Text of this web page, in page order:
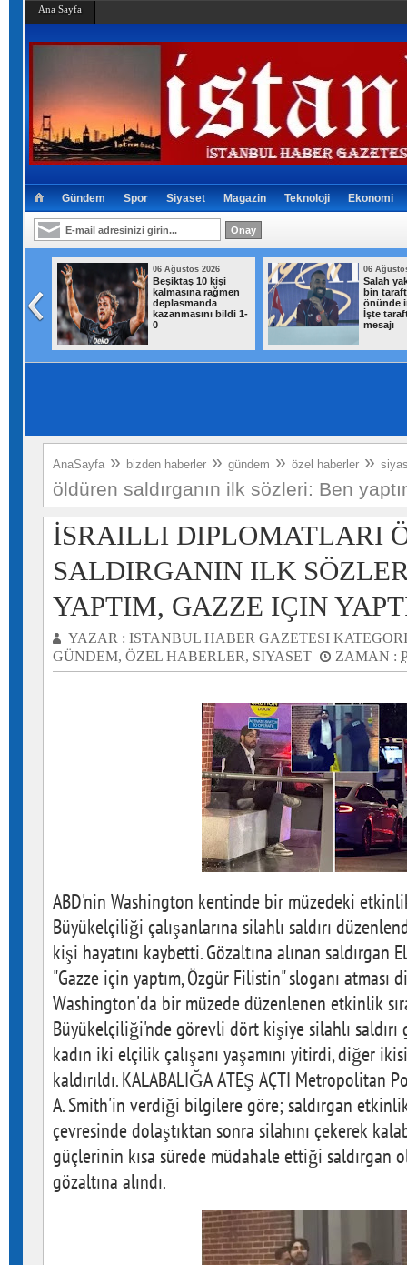
Ana Sayfa
Gündem Spor Siyaset Magazin Teknoloji Ekonomi
06 Ağustos 2026
Beşiktaş 10 kişi
kalmasına rağmen
deplasmanda
kazanmasını bildi 1-
0
06
Salah
bin
önünde
İşte
mesajı
AnaSayfa » bizden haberler » gündem » özel haberler »
öldüren saldırganın ilk sözleri: Ben
İSRAILLI DIPLOMATLARI
SALDIRGANIN ILK
YAPTIM, GAZZE IÇIN
YAZAR : ISTANBUL HABER GAZETESI
GÜNDEM, ÖZEL HABERLER, SIYASET ZAMAN :
ABD'nin Washington kentinde bir müzedeki
Büyükelçiliği çalışanlarına silahlı saldırı
kişi hayatını kaybetti. Gözaltına alınan saldırgan
"Gazze için yaptım, Özgür Filistin" sloganı
Washington'da bir müzede düzenlenen etkinlik
Büyükelçiliği'nde görevli dört kişiye silahlı
kadın iki elçilik çalışanı yaşamını yitirdi, diğer
kaldırıldı. KALABALIĞA ATEŞ AÇTI Metropolitan
A. Smith'in verdiği bilgilere göre; saldırgan
çevresinde dolaştıktan sonra silahını çekerek
güçlerinin kısa sürede müdahale ettiği saldırgan
gözaltına alındı.